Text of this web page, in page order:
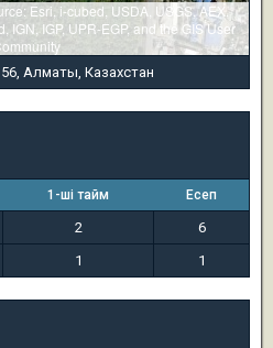
Esri, i-cubed, USDA, USGS, AEX,
IGP, UPR-EGP, and the GIS User
Алматы, Казахстан
1-ші тайм Есеп
2
6
1 1